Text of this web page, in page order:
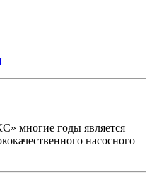
многие годы является
насосного